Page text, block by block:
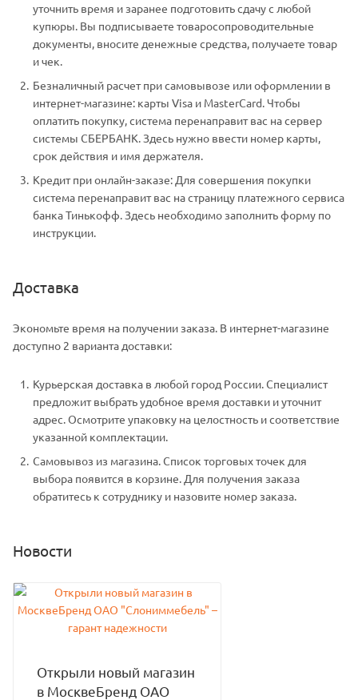
уточнить время и заранее подготовить сдачу с любой
купюры. Вы подписываете товаросопроводительные
документы, вносите денежные средства, получаете товар
и чек.
Безналичный расчет при самовывозе или оформлении в
интернет-магазине: карты Visa и MasterCard. Чтобы
оплатить покупку, система перенаправит вас на сервер
системы СБЕРБАНК. Здесь нужно ввести номер карты,
срок действия и имя держателя.
Кредит при онлайн-заказе: Для совершения покупки
система перенаправит вас на страницу платежного сервиса
банка Тинькофф. Здесь необходимо заполнить форму по
инструкции.
Доставка
Экономьте время на получении заказа. В интернет-магазине
доступно 2 варианта доставки:
Курьерская доставка в любой город России. Специалист
предложит выбрать удобное время доставки и уточнит
адрес. Осмотрите упаковку на целостность и соответствие
указанной комплектации.
Самовывоз из магазина. Список торговых точек для
выбора появится в корзине. Для получения заказа
обратитесь к сотруднику и назовите номер заказа.
Новости
Открыли новый магазин
в МосквеБренд ОАО